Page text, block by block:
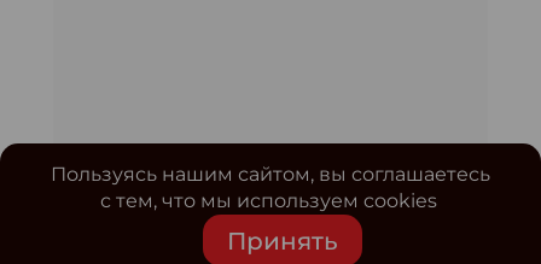
Пользуясь нашим сайтом, вы соглашаетесь
с тем, что мы используем cookies
Принять